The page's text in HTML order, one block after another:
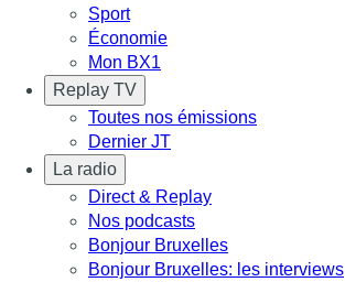
Sport
Économie
Mon BX1
Replay TV
Toutes nos émissions
Dernier JT
La radio
Direct & Replay
Nos podcasts
Bonjour Bruxelles
Bonjour Bruxelles: les interviews